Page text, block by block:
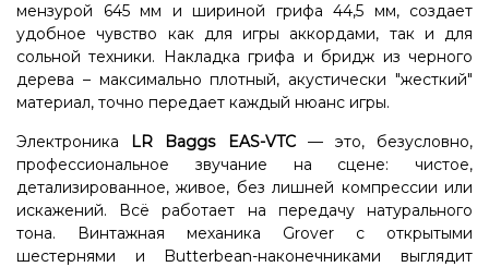
мензурой 645 мм и шириной грифа 44,5 мм, создает
удобное чувство как для игры аккордами, так и для
сольной техники. Накладка грифа и бридж из черного
дерева – максимально плотный, акустически "жесткий"
материал, точно передает каждый нюанс игры.
Электроника
LR Baggs EAS-VTC— это, безусловно,
профессиональное звучание на сцене: чистое,
детализированное, живое, без лишней компрессии или
искажений. Всё работает на передачу натурального
тона. Винтажная механика Grover с открытыми
шестернями и Butterbean-наконечниками выглядит